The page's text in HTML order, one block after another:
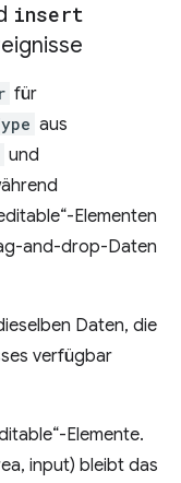
insert
für
aus
und
Elementen
and-drop-Daten
Daten, die
verfügbar
Elemente.
input) bleibt das